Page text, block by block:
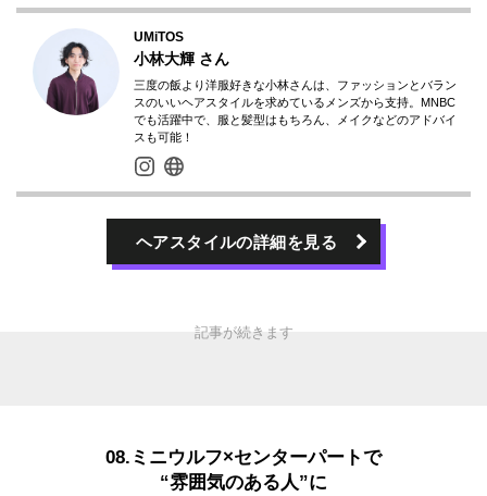
UMiTOS
小林大輝 さん
三度の飯より洋服好きな小林さんは、ファッションとバラン
スのいいヘアスタイルを求めているメンズから支持。MNBC
でも活躍中で、服と髪型はもちろん、メイクなどのアドバイ
スも可能！
ヘアスタイルの詳細を見る
08.ミニウルフ×センターパートで
“雰囲気のある人”に